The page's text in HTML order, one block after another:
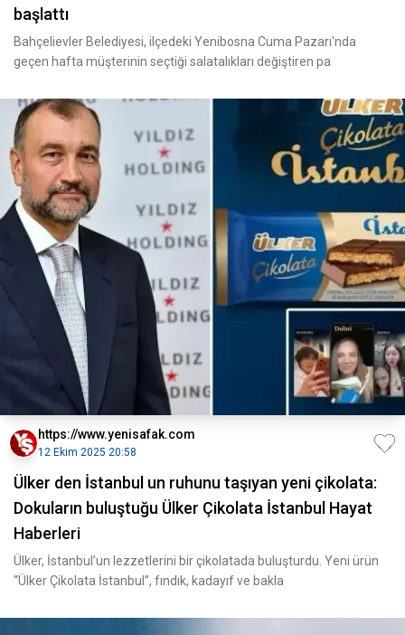
başlattı
Bahçelievler Belediyesi, ilçedeki Yenibosna Cuma Pazarı'nda
geçen hafta müşterinin seçtiği salatalıkları değiştiren pa
https://www.yenisafak.com
12 Ekim 2025 20:58
Ülker den İstanbul un ruhunu taşıyan yeni çikolata:
Dokuların buluştuğu Ülker Çikolata İstanbul Hayat
Haberleri
Ülker, İstanbul’un lezzetlerini bir çikolatada buluşturdu. Yeni ürün
“Ülker Çikolata İstanbul”, fındık, kadayıf ve bakla